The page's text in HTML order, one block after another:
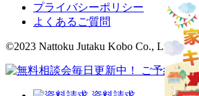
プライバシーポリシー
よくあるご質問
©2023 Nattoku Jutaku Kobo Co., Ltd.